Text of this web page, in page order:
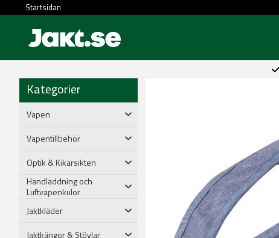
Startsidan
Kategorier
Vapen
Vapentillbehör
Optik & Kikarsikten
Handladdning och
Luftvapenkulor
Jaktkläder
Jaktkängor & Stövlar